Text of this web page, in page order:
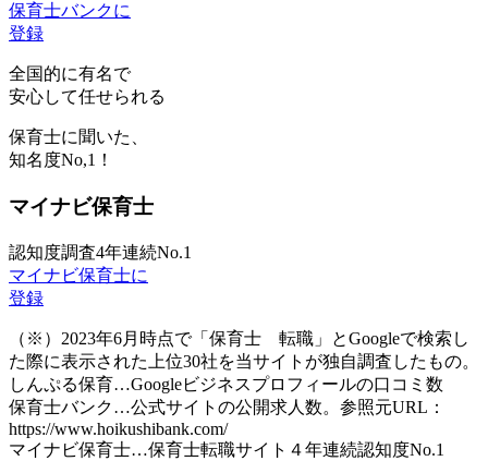
保育士バンクに
登録
全国的に有名で
安心して任せられる
保育士に聞いた、
知名度No,1！
マイナビ保育士
認知度調査4年連続No.1
マイナビ保育士に
登録
（※）2023年6月時点で「保育士 転職」とGoogleで検索し
た際に表示された上位30社を当サイトが独自調査したもの。
しんぷる保育…Googleビジネスプロフィールの口コミ数
保育士バンク…公式サイトの公開求人数。参照元URL：
https://www.hoikushibank.com/
マイナビ保育士…保育士転職サイト４年連続認知度No.1